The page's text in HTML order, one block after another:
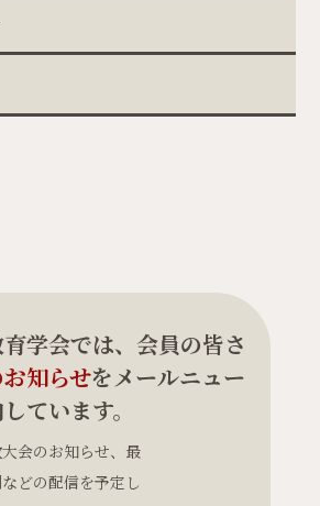
学会では、会員の皆さ
知らせをメールニュー
ています。
会のお知らせ、最
どの配信を予定し